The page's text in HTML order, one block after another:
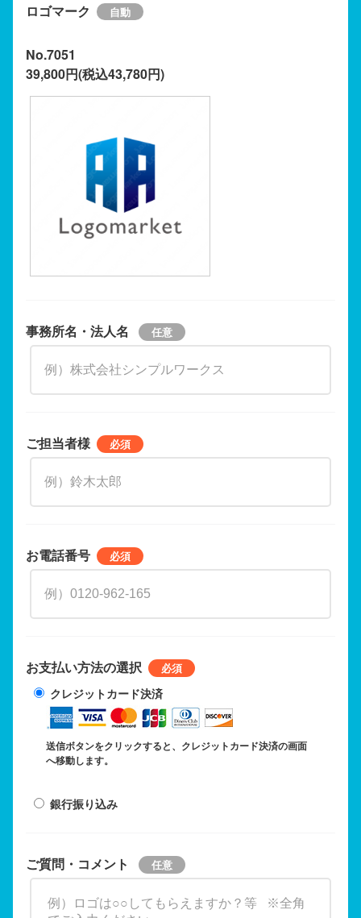
ロゴマーク
No.7051
39,800円(税込43,780円)
事務所名・法人名
ご担当者様
お電話番号
お支払い方法の選択
クレジットカード決済
送信ボタンをクリックすると、クレジットカード決済の画面
へ移動します。
銀行振り込み
ご質問・コメント